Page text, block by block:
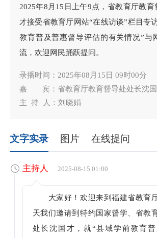
2025年8月15日上午9点，省教育厅教
才接受省教育厅网站“在线访谈”栏目专
教育普及普惠督导评估的有关情况”与
流，欢迎网民踊跃提问。
录播时间：2025年08月15日 09时00分
嘉 宾：省教育厅教育督导处处长沈
主 持 人：刘晓娟
文字实录 图片 在线提问
主持人 2025-08-15 01:00
大家好！欢迎来到福建省教育
天我们邀请到特约国家督学、省教
处长沈国才，就“县域学前教育